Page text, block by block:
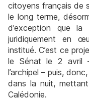
citoyens français de
le long terme,
d’exception que
juridiquement en
institué. C’est ce
le Sénat le 2 avril
l’archipel – puis,
dans la nuit,
Calédonie.